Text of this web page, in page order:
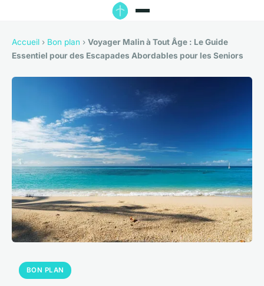
Accueil › Bon plan › Voyager Malin à Tout Âge : Le Guide
Essentiel pour des Escapades Abordables pour les Seniors
BON PLAN